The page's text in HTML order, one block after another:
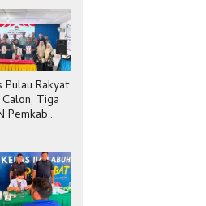
Pulau Rakyat
Tiga
Pemkab